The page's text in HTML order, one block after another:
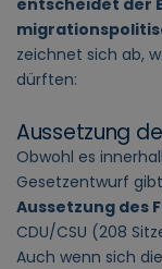
entscheidet der
zeichnet sich ab,
dürften:
Aussetzung
Obwohl es
Gesetzentwurf
Aussetzung des
CDU/CSU (208
Auch wenn sich